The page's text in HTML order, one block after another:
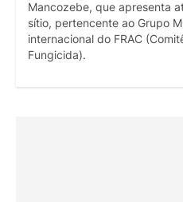
Mancozebe, que apresenta
sítio, pertencente ao Grupo
internacional do FRAC
Fungicida).